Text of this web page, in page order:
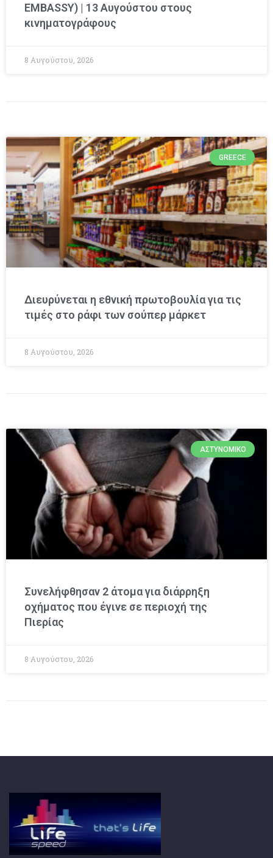
EMBASSY) | 13 Αυγούστου στους
κινηματογράφους
8 Αυγούστου, 2026
GREECE
Διευρύνεται η εθνική πρωτοβουλία για τις
τιμές στο ράφι των σούπερ μάρκετ
8 Αυγούστου, 2026
ΑΣΤΥΝΟΜΙΚΌ
Συνελήφθησαν 2 άτομα για διάρρηξη
οχήματος που έγινε σε περιοχή της
Πιερίας
8 Αυγούστου, 2026